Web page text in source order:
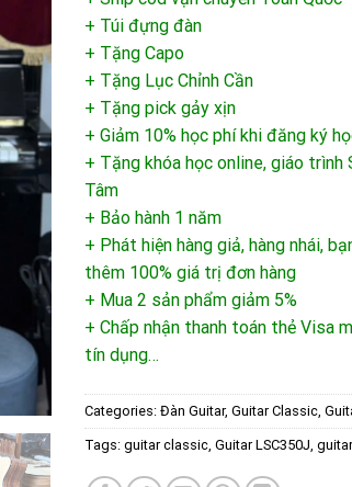
+ Túi đựng đàn
+ Tặng Capo
+ Tặng Lục Chỉnh Cần
+ Tặng pick gảy xịn
+ Giảm 10% học phí khi đăng ký
+ Tặng khóa học online, giáo trình
Tâm
+ Bảo hành 1 năm
+ Phát hiện hàng giả, hàng nhái,
thêm 100% giá trị đơn hàng
+ Mua 2 sản phẩm giảm 5%
+ Chấp nhận thanh toán thẻ Visa
tín dụng…
Categories: Đàn Guitar, Guitar Classic,
Tags: guitar classic, Guitar LSC350J,